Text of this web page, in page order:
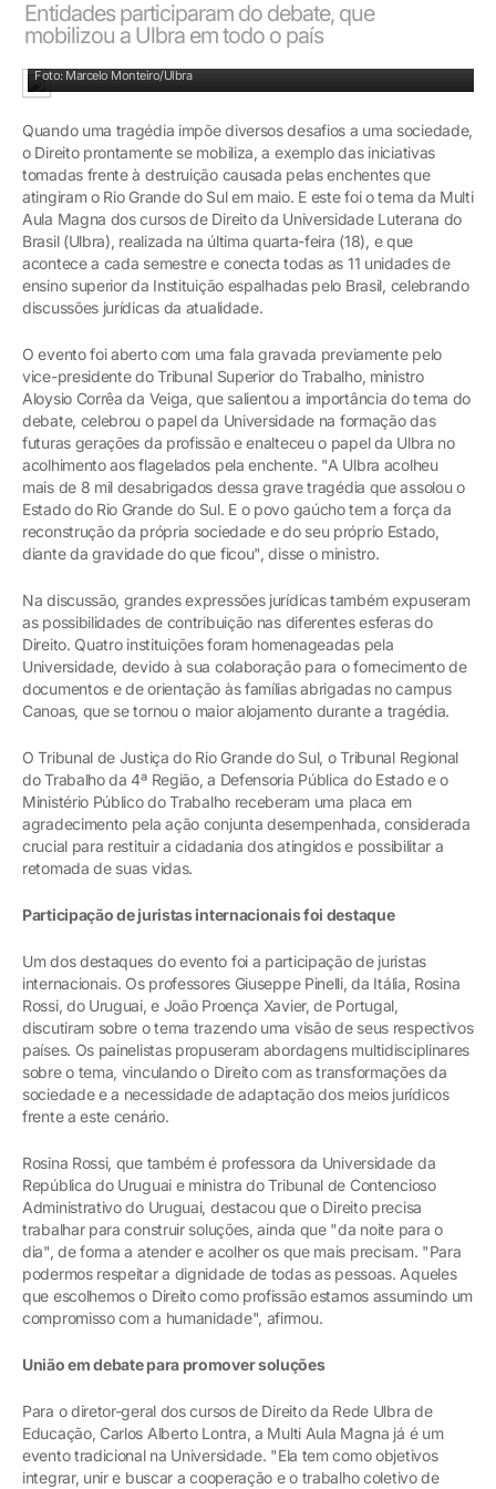
Entidades participaram do debate, que
mobilizou a Ulbra em todo o país
Foto: Marcelo Monteiro/Ulbra
Quando uma tragédia impõe diversos desafios a uma sociedade,
o Direito prontamente se mobiliza, a exemplo das iniciativas
tomadas frente à destruição causada pelas enchentes que
atingiram o Rio Grande do Sul em maio. E este foi o tema da Multi
Aula Magna dos cursos de Direito da Universidade Luterana do
Brasil (Ulbra), realizada na última quarta-feira (18), e que
acontece a cada semestre e conecta todas as 11 unidades de
ensino superior da Instituição espalhadas pelo Brasil, celebrando
discussões jurídicas da atualidade.
O evento foi aberto com uma fala gravada previamente pelo
vice-presidente do Tribunal Superior do Trabalho, ministro
Aloysio Corrêa da Veiga, que salientou a importância do tema do
debate, celebrou o papel da Universidade na formação das
futuras gerações da profissão e enalteceu o papel da Ulbra no
acolhimento aos flagelados pela enchente. "A Ulbra acolheu
mais de 8 mil desabrigados dessa grave tragédia que assolou o
Estado do Rio Grande do Sul. E o povo gaúcho tem a força da
reconstrução da própria sociedade e do seu próprio Estado,
diante da gravidade do que ficou", disse o ministro.
Na discussão, grandes expressões jurídicas também expuseram
as possibilidades de contribuição nas diferentes esferas do
Direito. Quatro instituições foram homenageadas pela
Universidade, devido à sua colaboração para o fornecimento de
documentos e de orientação às famílias abrigadas no campus
Canoas, que se tornou o maior alojamento durante a tragédia.
O Tribunal de Justiça do Rio Grande do Sul, o Tribunal Regional
do Trabalho da 4ª Região, a Defensoria Pública do Estado e o
Ministério Público do Trabalho receberam uma placa em
agradecimento pela ação conjunta desempenhada, considerada
crucial para restituir a cidadania dos atingidos e possibilitar a
retomada de suas vidas.
Participação de juristas internacionais foi destaque
Um dos destaques do evento foi a participação de juristas
internacionais. Os professores Giuseppe Pinelli, da Itália, Rosina
Rossi, do Uruguai, e João Proença Xavier, de Portugal,
discutiram sobre o tema trazendo uma visão de seus respectivos
países. Os painelistas propuseram abordagens multidisciplinares
sobre o tema, vinculando o Direito com as transformações da
sociedade e a necessidade de adaptação dos meios jurídicos
frente a este cenário.
Rosina Rossi, que também é professora da Universidade da
República do Uruguai e ministra do Tribunal de Contencioso
Administrativo do Uruguai, destacou que o Direito precisa
trabalhar para construir soluções, ainda que "da noite para o
dia", de forma a atender e acolher os que mais precisam. "Para
podermos respeitar a dignidade de todas as pessoas. Aqueles
que escolhemos o Direito como profissão estamos assumindo um
compromisso com a humanidade", afirmou.
União em debate para promover soluções
Para o diretor-geral dos cursos de Direito da Rede Ulbra de
Educação, Carlos Alberto Lontra, a Multi Aula Magna já é um
evento tradicional na Universidade. "Ela tem como objetivos
integrar, unir e buscar a cooperação e o trabalho coletivo de